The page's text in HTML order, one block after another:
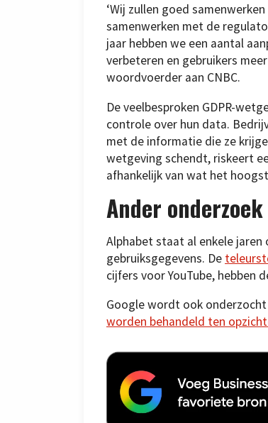
‘Wij zullen goed
samenwerken met de
jaar hebben we een aantal
verbeteren en gebruikers
woordvoerder aan CNBC.
De veelbesproken GDPR-
controle over hun data.
met de informatie die ze
wetgeving schendt, riskeert
afhankelijk van wat het
Ander
Alphabet staat al enkele
gebruiksgegevens. De
cijfers voor YouTube, hebben
Google wordt ook
worden behandeld ten